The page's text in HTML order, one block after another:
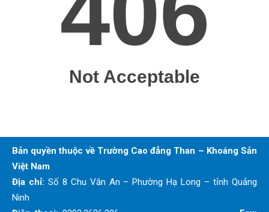
Bản quyền thuộc về Trường Cao đẳng Than – Khoáng Sản
Việt Nam
Địa chỉ: Số 8 Chu Văn An – Phường Hạ Long – tỉnh Quảng
Ninh